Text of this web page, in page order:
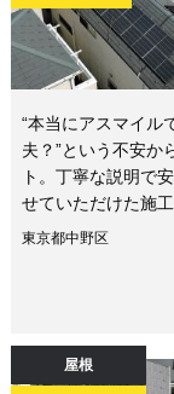
“本当にアスマイル
夫？”という不安か
ト。丁寧な説明で
せていただけた施
東京都中野区
屋根